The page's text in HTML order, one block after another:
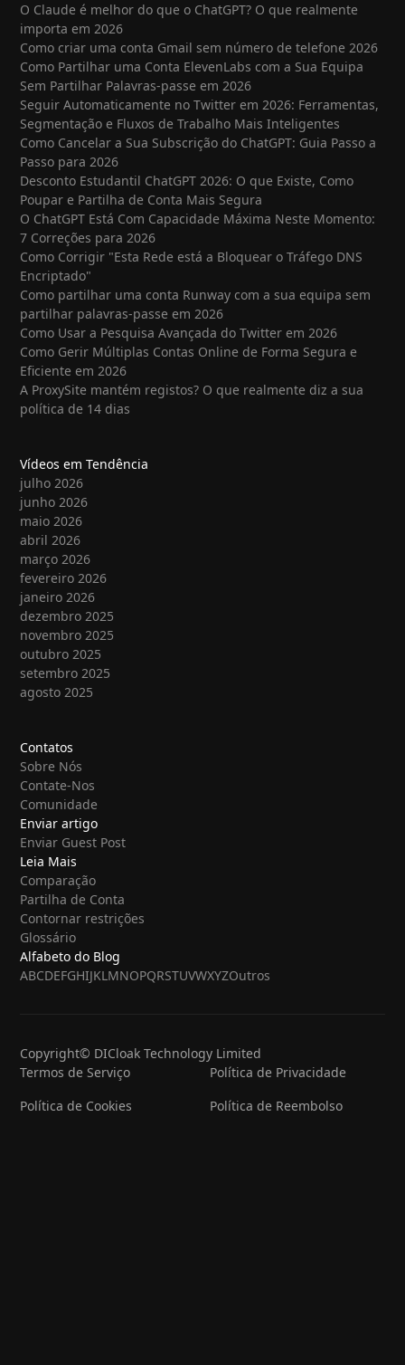
O Claude é melhor do que o ChatGPT? O que realmente
importa em 2026
Como criar uma conta Gmail sem número de telefone 2026
Como Partilhar uma Conta ElevenLabs com a Sua Equipa
Sem Partilhar Palavras-passe em 2026
Seguir Automaticamente no Twitter em 2026: Ferramentas,
Segmentação e Fluxos de Trabalho Mais Inteligentes
Como Cancelar a Sua Subscrição do ChatGPT: Guia Passo a
Passo para 2026
Desconto Estudantil ChatGPT 2026: O que Existe, Como
Poupar e Partilha de Conta Mais Segura
O ChatGPT Está Com Capacidade Máxima Neste Momento:
7 Correções para 2026
Como Corrigir "Esta Rede está a Bloquear o Tráfego DNS
Encriptado"
Como partilhar uma conta Runway com a sua equipa sem
partilhar palavras-passe em 2026
Como Usar a Pesquisa Avançada do Twitter em 2026
Como Gerir Múltiplas Contas Online de Forma Segura e
Eficiente em 2026
A ProxySite mantém registos? O que realmente diz a sua
política de 14 dias
Vídeos em Tendência
julho 2026
junho 2026
maio 2026
abril 2026
março 2026
fevereiro 2026
janeiro 2026
dezembro 2025
novembro 2025
outubro 2025
setembro 2025
agosto 2025
Contatos
Sobre Nós
Contate-Nos
Comunidade
Enviar artigo
Enviar Guest Post
Leia Mais
Comparação
Partilha de Conta
Contornar restrições
Glossário
Alfabeto do Blog
ABCDEFGHIJKLMNOPQRSTUVWXYZOutros
Copyright© DICloak Technology Limited
Termos de Serviço
Política de Privacidade
Política de Cookies
Política de Reembolso